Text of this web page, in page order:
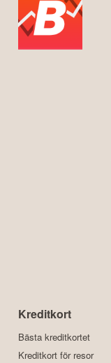
Kreditkort
Bästa kreditkortet
Kreditkort för resor